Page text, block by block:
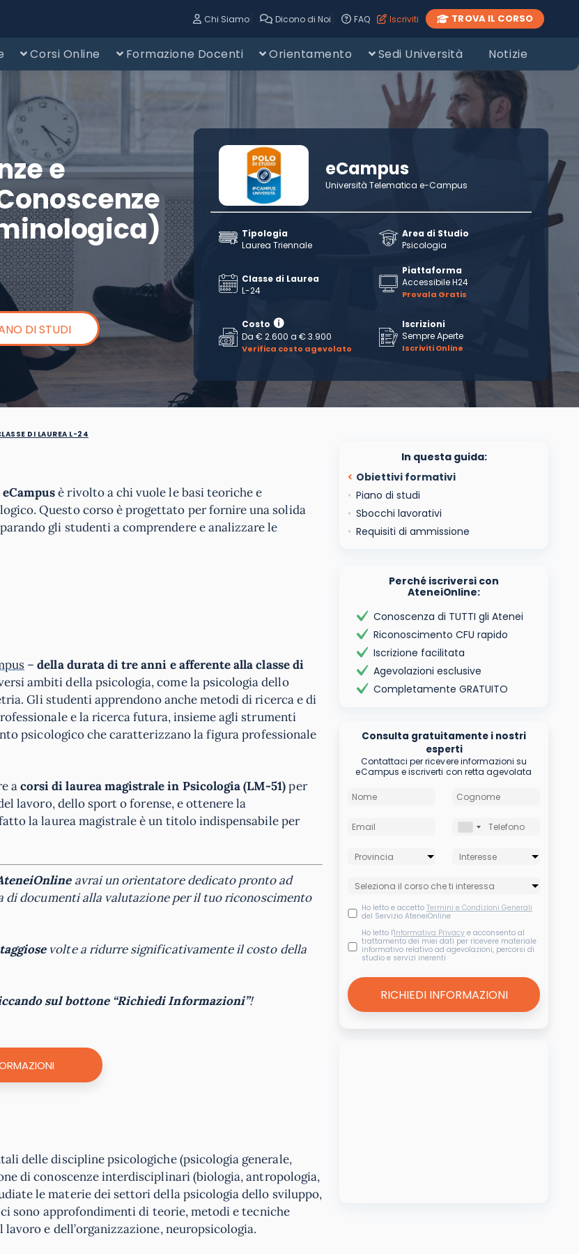
Chi Siamo| Dicono di Noi| FAQ Iscriviti TROVA IL CORSO
Corsi Online Formazione Docenti Orientamento Sedi Università Notizie
e
DI STUDI
eCampus
Università Telematica e-Campus
Tipologia
Laurea Triennale
Area di Studio
Psicologia
Classe di Laurea
L-24
Piattaforma
Accessibile H24
Provala Gratis
Costo
Da € 2.600 a € 3.900
Verifica costo agevolato
Iscrizioni
Sempre Aperte
Iscriviti Online
DI LAUREA L-24
è rivolto a chi vuole le basi teoriche e
Questo corso è progettato per fornire una solida
gli studenti a comprendere e analizzare le
–della durata di tre anni e afferente alla classe di
ambiti della psicologia, come la psicologia dello
Gli studenti apprendono anche metodi di ricerca e di
e la ricerca futura, insieme agli strumenti
psicologico che caratterizzano la figura professionale
acorsi di laurea magistrale in Psicologia (LM-51)per
lavoro, dello sport o forense, e ottenere la
la laurea magistrale è un titolo indispensabile per
avrai un orientatore dedicato pronto ad
documenti alla valutazione per il tuo riconoscimento
volte a ridurre significativamente il costo della
sul bottone “Richiedi Informazioni”!
delle discipline psicologiche (psicologia generale,
di conoscenze interdisciplinari (biologia, antropologia,
le materie dei settori della psicologia dello sviluppo,
sono approfondimenti di teorie, metodi e tecniche
e dell’organizzazione, neuropsicologia.
In questa guida:
Obiettivi formativi
Piano di studi
Sbocchi lavorativi
Requisiti di ammissione
Perché iscriversi con
AteneiOnline:
Conoscenza di TUTTI gli Atenei
Riconoscimento CFU rapido
Iscrizione facilitata
Agevolazioni esclusive
Completamente GRATUITO
Consulta gratuitamente i nostri
esperti
Contattaci per ricevere informazioni su
eCampus e iscriverti con retta agevolata
Ho letto e accetto Termini e Condizioni Generali
del Servizio AteneiOnline
Ho letto l'Informativa Privacy e acconsento al
trattamento dei miei dati per ricevere materiale
informativo relativo ad agevolazioni, percorsi di
studio e servizi inerenti